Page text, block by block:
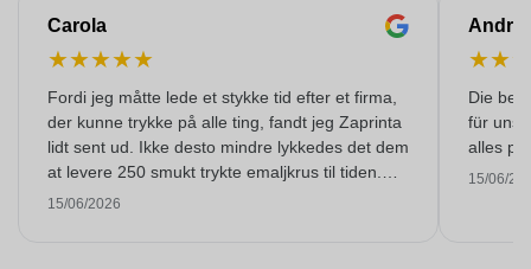
Carola
★★★★★
Fordi jeg måtte lede et stykke tid efter et firma,
der kunne trykke på alle ting, fandt jeg Zaprinta
lidt sent ud. Ikke desto mindre lykkedes det dem
at levere 250 smukt trykte emaljkrus til tiden.
Jeg er meget tilfreds med dem. Mange tak!
15/06/2026
★★
Die
für
alles
15/06/